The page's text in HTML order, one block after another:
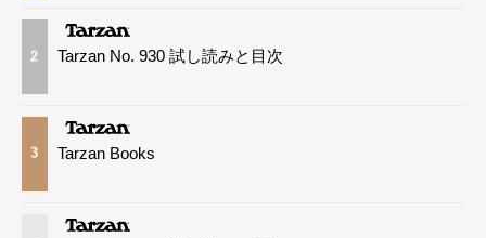
2 Tarzan No. 930 試し読みと目次
3 Tarzan Books